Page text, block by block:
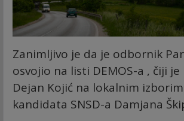
Zanimljivo je da je odbornik
osvojio na listi DEMOS-a , čiji
Dejan Kojić na lokalnim
kandidata SNSD-a Damjana